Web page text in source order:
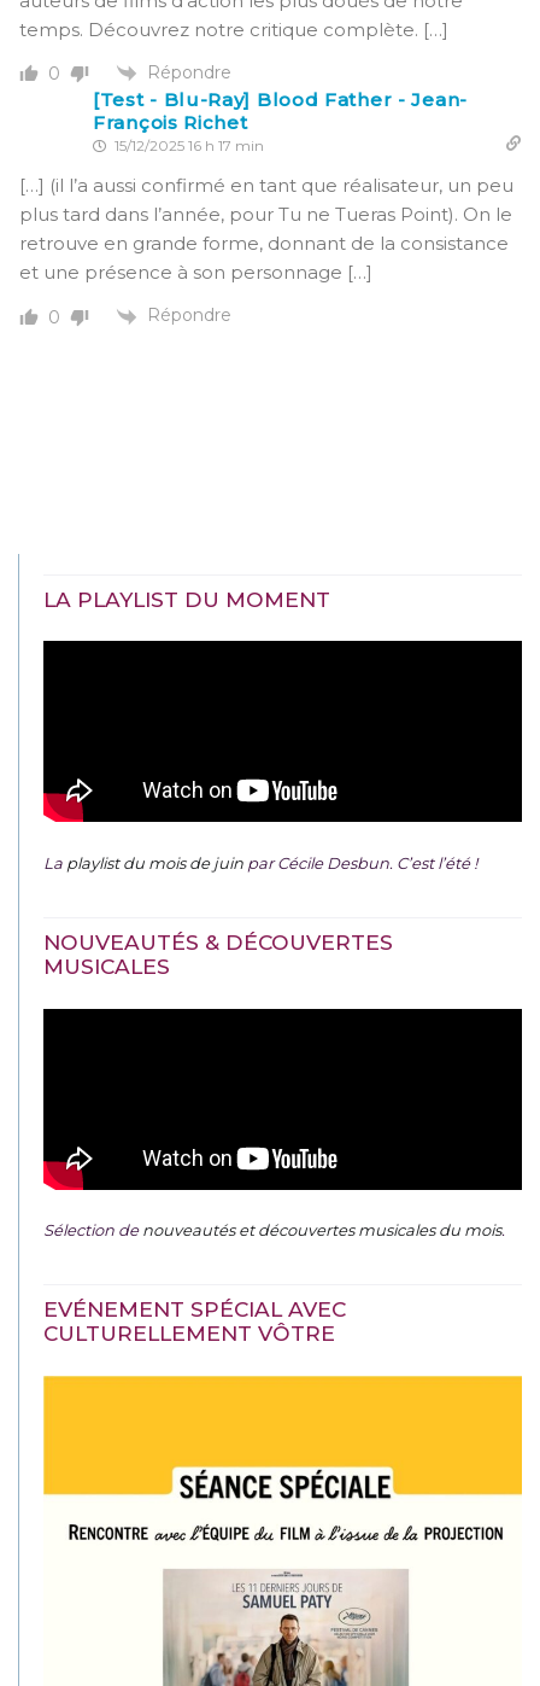
temps. Découvrez notre critique complète. […]
0 Répondre
[Test - Blu-Ray] Blood Father - Jean-
François Richet
15/12/2025 16 h 17 min
[…] (il l’a aussi confirmé en tant que réalisateur, un peu
plus tard dans l’année, pour Tu ne Tueras Point). On le
retrouve en grande forme, donnant de la consistance
et une présence à son personnage […]
0 Répondre
LA PLAYLIST DU MOMENT
La playlist du mois de juin par Cécile Desbun. C’est l’été !
NOUVEAUTÉS & DÉCOUVERTES
MUSICALES
Sélection denouveautés et découvertes musicales du mois.
EVÉNEMENT SPÉCIAL AVEC
CULTURELLEMENT VÔTRE